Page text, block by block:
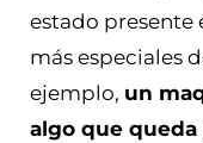
estado presente
más especiales
ejemplo, un
algo que queda